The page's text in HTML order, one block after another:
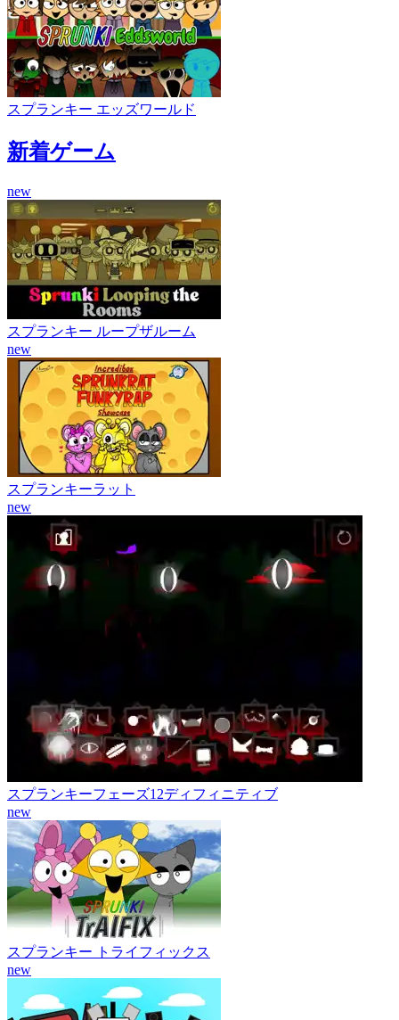
スプランキー エッズワールド
新着ゲーム
new
スプランキー ループザルーム
new
スプランキーラット
new
スプランキーフェーズ12ディフィニティブ
new
スプランキー トライフィックス
new